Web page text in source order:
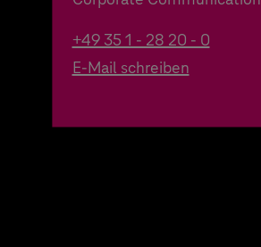
+49 35 1 - 28 20 - 0
E-Mail schreiben